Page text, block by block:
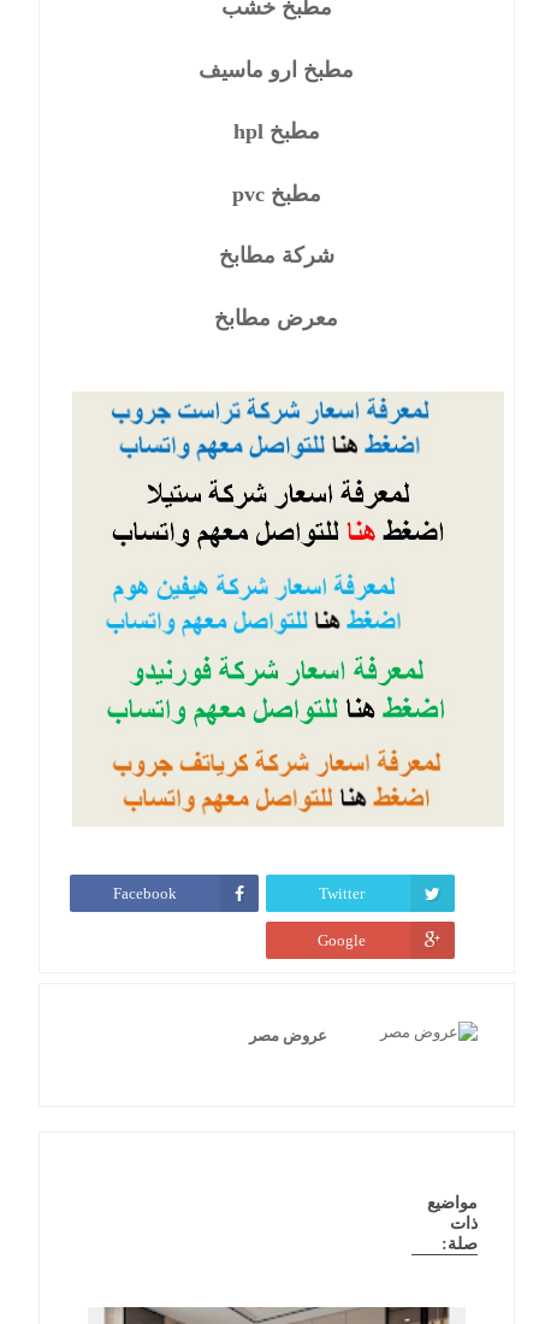
مطبخ خشب
مطبخ ارو ماسيف
مطبخ hpl
مطبخ pvc
شركة مطابخ
معرض مطابخ
Twitter
Facebook
Google
عروض مصر
مواضيع
ذات
صلة: